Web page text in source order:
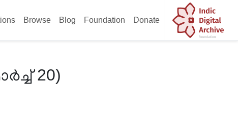
Browse Blog Foundation Donate
20)